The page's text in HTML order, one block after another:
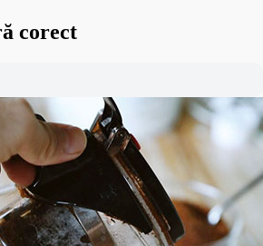
corect